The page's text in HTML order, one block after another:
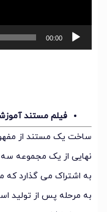
00:00
فیلم مستند
ساخت یک مستند از
نهایی از یک مجموعه سه
به اشتراک می گذارد که
به مرحله پس از تولید